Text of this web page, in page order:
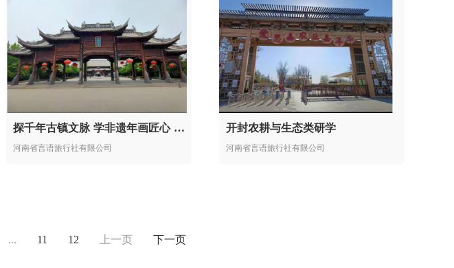
探千年古镇文脉 学非遗年画匠心 承精忠爱国情怀
河南省言语旅行社有限公司
开封农耕与生态类研学
河南省言语旅行社有限公司
... 11 12 上一页 下一页